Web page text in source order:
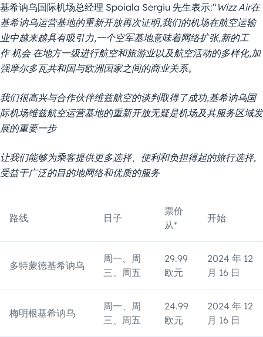
基希讷乌国际机场总经理 Spoiala Sergiu 先生表示:“ Wizz Air在
基希讷乌运营基地的重新开放再次证明,我们的机场在航空运输
业中越来越具有吸引力,一个空军基地意味着网络扩张,新的工
作机会在地方一级进行航空和旅游业以及航空活动的多样化,加
强摩尔多瓦共和国与欧洲国家之间的商业关系。
我们很高兴与合作伙伴维兹航空的谈判取得了成功,基希讷乌国
际机场维兹航空运营基地的重新开放无疑是机场及其服务区域发
展的重要一步
让我们能够为乘客提供更多选择、便利和负担得起的旅行选择,
受益于广泛的目的地网络和优质的服务
路线 日子
票价
从*
开始
多特蒙德基希讷乌
周一、周
三、周五
29.99
欧元
2024 年 12
月 16 日
梅明根基希讷乌
周一、周
三、周五
24.99
欧元
2024 年 12
月 16 日